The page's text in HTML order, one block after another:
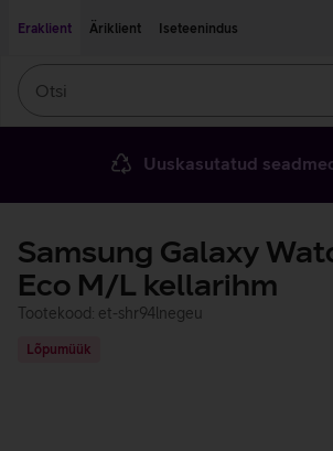
Eraklient
Äriklient Iseteenindus
Uuskasutatud
Samsung Galaxy
Eco M/L kellarihm
Tootekood: et-shr94lnegeu
Lõpumüük